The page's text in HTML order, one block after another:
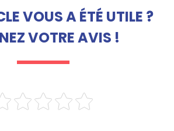
VOUS A ÉTÉ UTILE ?
VOTRE AVIS !